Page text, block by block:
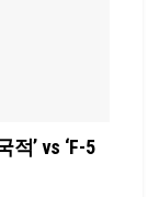
’ vs ‘F-5